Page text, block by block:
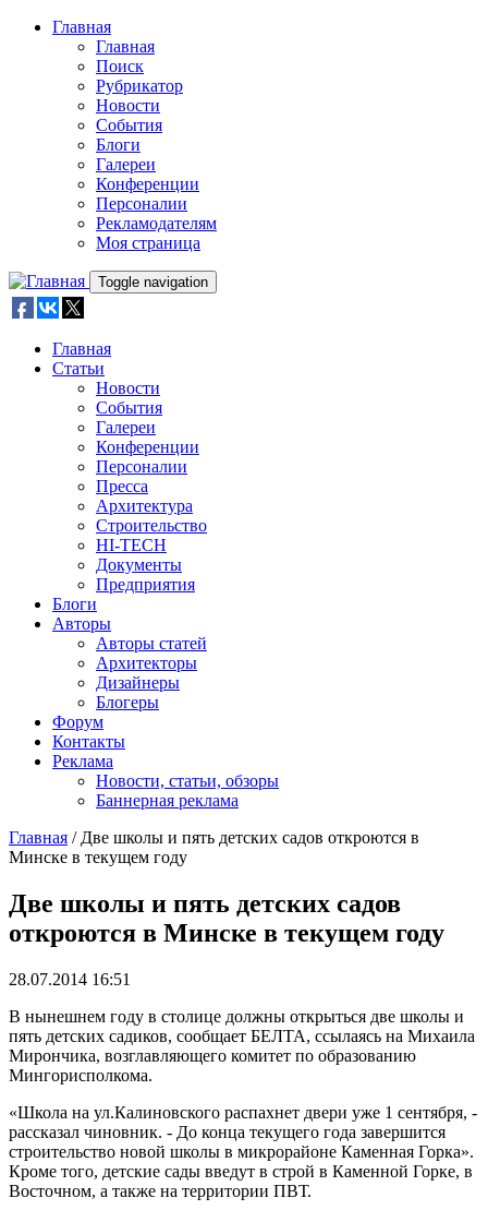
Skip to main content
Главная
Главная
Поиск
Рубрикатор
Новости
События
Блоги
Галереи
Конференции
Персоналии
Рекламодателям
Моя страница
Toggle navigation
Главная
Статьи
Новости
События
Галереи
Конференции
Персоналии
Пресса
Архитектура
Строительство
HI-TECH
Документы
Предприятия
Блоги
Авторы
Авторы статей
Архитекторы
Дизайнеры
Блогеры
Форум
Контакты
Реклама
Новости, статьи, обзоры
Баннерная реклама
You are here
Главная / Две школы и пять детских садов откроются в
Минске в текущем году
Две школы и пять детских садов
откроются в Минске в текущем году
28.07.2014 16:51
В нынешнем году в столице должны открыться две школы и
пять детских садиков, сообщает БЕЛТА, ссылаясь на Михаила
Мирончика, возглавляющего комитет по образованию
Мингорисполкома.
«Школа на ул.Калиновского распахнет двери уже 1 сентября, -
рассказал чиновник. - До конца текущего года завершится
строительство новой школы в микрорайоне Каменная Горка».
Кроме того, детские сады введут в строй в Каменной Горке, в
Восточном, а также на территории ПВТ.